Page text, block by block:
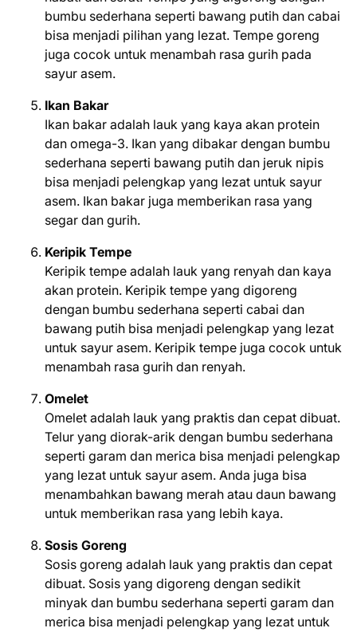
bumbu sederhana seperti bawang putih dan cabai
bisa menjadi pilihan yang lezat. Tempe goreng
juga cocok untuk menambah rasa gurih pada
sayur asem.
Ikan Bakar
Ikan bakar adalah lauk yang kaya akan protein
dan omega-3. Ikan yang dibakar dengan bumbu
sederhana seperti bawang putih dan jeruk nipis
bisa menjadi pelengkap yang lezat untuk sayur
asem. Ikan bakar juga memberikan rasa yang
segar dan gurih.
Keripik Tempe
Keripik tempe adalah lauk yang renyah dan kaya
akan protein. Keripik tempe yang digoreng
dengan bumbu sederhana seperti cabai dan
bawang putih bisa menjadi pelengkap yang lezat
untuk sayur asem. Keripik tempe juga cocok untuk
menambah rasa gurih dan renyah.
Omelet
Omelet adalah lauk yang praktis dan cepat dibuat.
Telur yang diorak-arik dengan bumbu sederhana
seperti garam dan merica bisa menjadi pelengkap
yang lezat untuk sayur asem. Anda juga bisa
menambahkan bawang merah atau daun bawang
untuk memberikan rasa yang lebih kaya.
Sosis Goreng
Sosis goreng adalah lauk yang praktis dan cepat
dibuat. Sosis yang digoreng dengan sedikit
minyak dan bumbu sederhana seperti garam dan
merica bisa menjadi pelengkap yang lezat untuk